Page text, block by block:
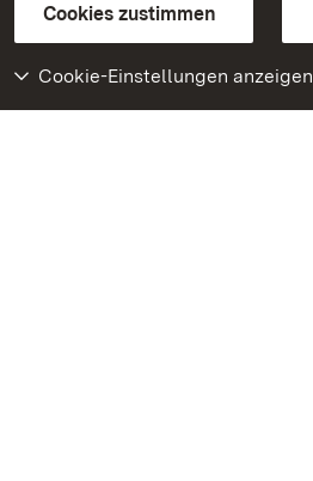
Cookies zustimmen
Cookie-Einstellungen anzeigen
BITV-konform (geprüfte Seiten)
Weiteres